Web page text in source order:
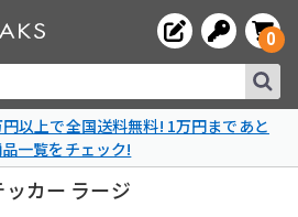
0
円以上で全国送料無料! 1万円まであと
一覧をチェック!
カー ラージ